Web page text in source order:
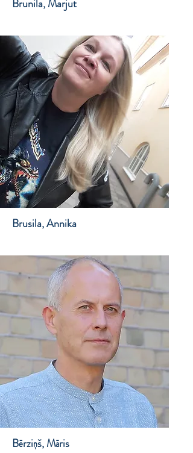
Brunila, Marjut
Brusila, Annika
Bērziņš, Māris